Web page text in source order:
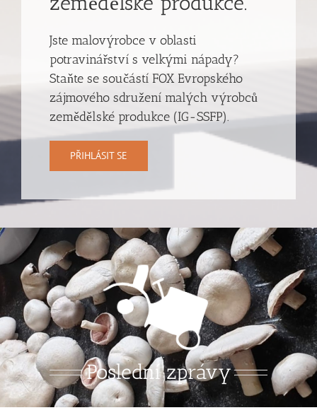
Jste malovýrobce v oblasti
potravinářství s velkými nápady?
Staňte se součástí FOX Evropského
zájmového sdružení malých výrobců
zemědělské produkce (IG-SSFP).
PŘIHLÁSIT SE
Poslední zprávy